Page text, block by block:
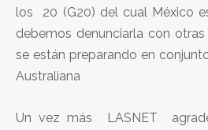
los 20 (G20) del cual México
debemos denunciarla con
se están preparando en
Australiana
Un vez más LASNET